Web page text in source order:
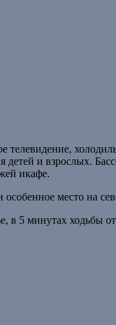
телевидение,
детей и взрослых.
икафе.
место на
в 5 минутах ходьбы